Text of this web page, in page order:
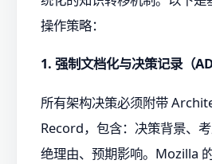
操作策略：
1. 强制文档化与决策记录（
所有架构决策必须附带
Record，包含：决策背景、
绝理由、预期影响。Mozilla